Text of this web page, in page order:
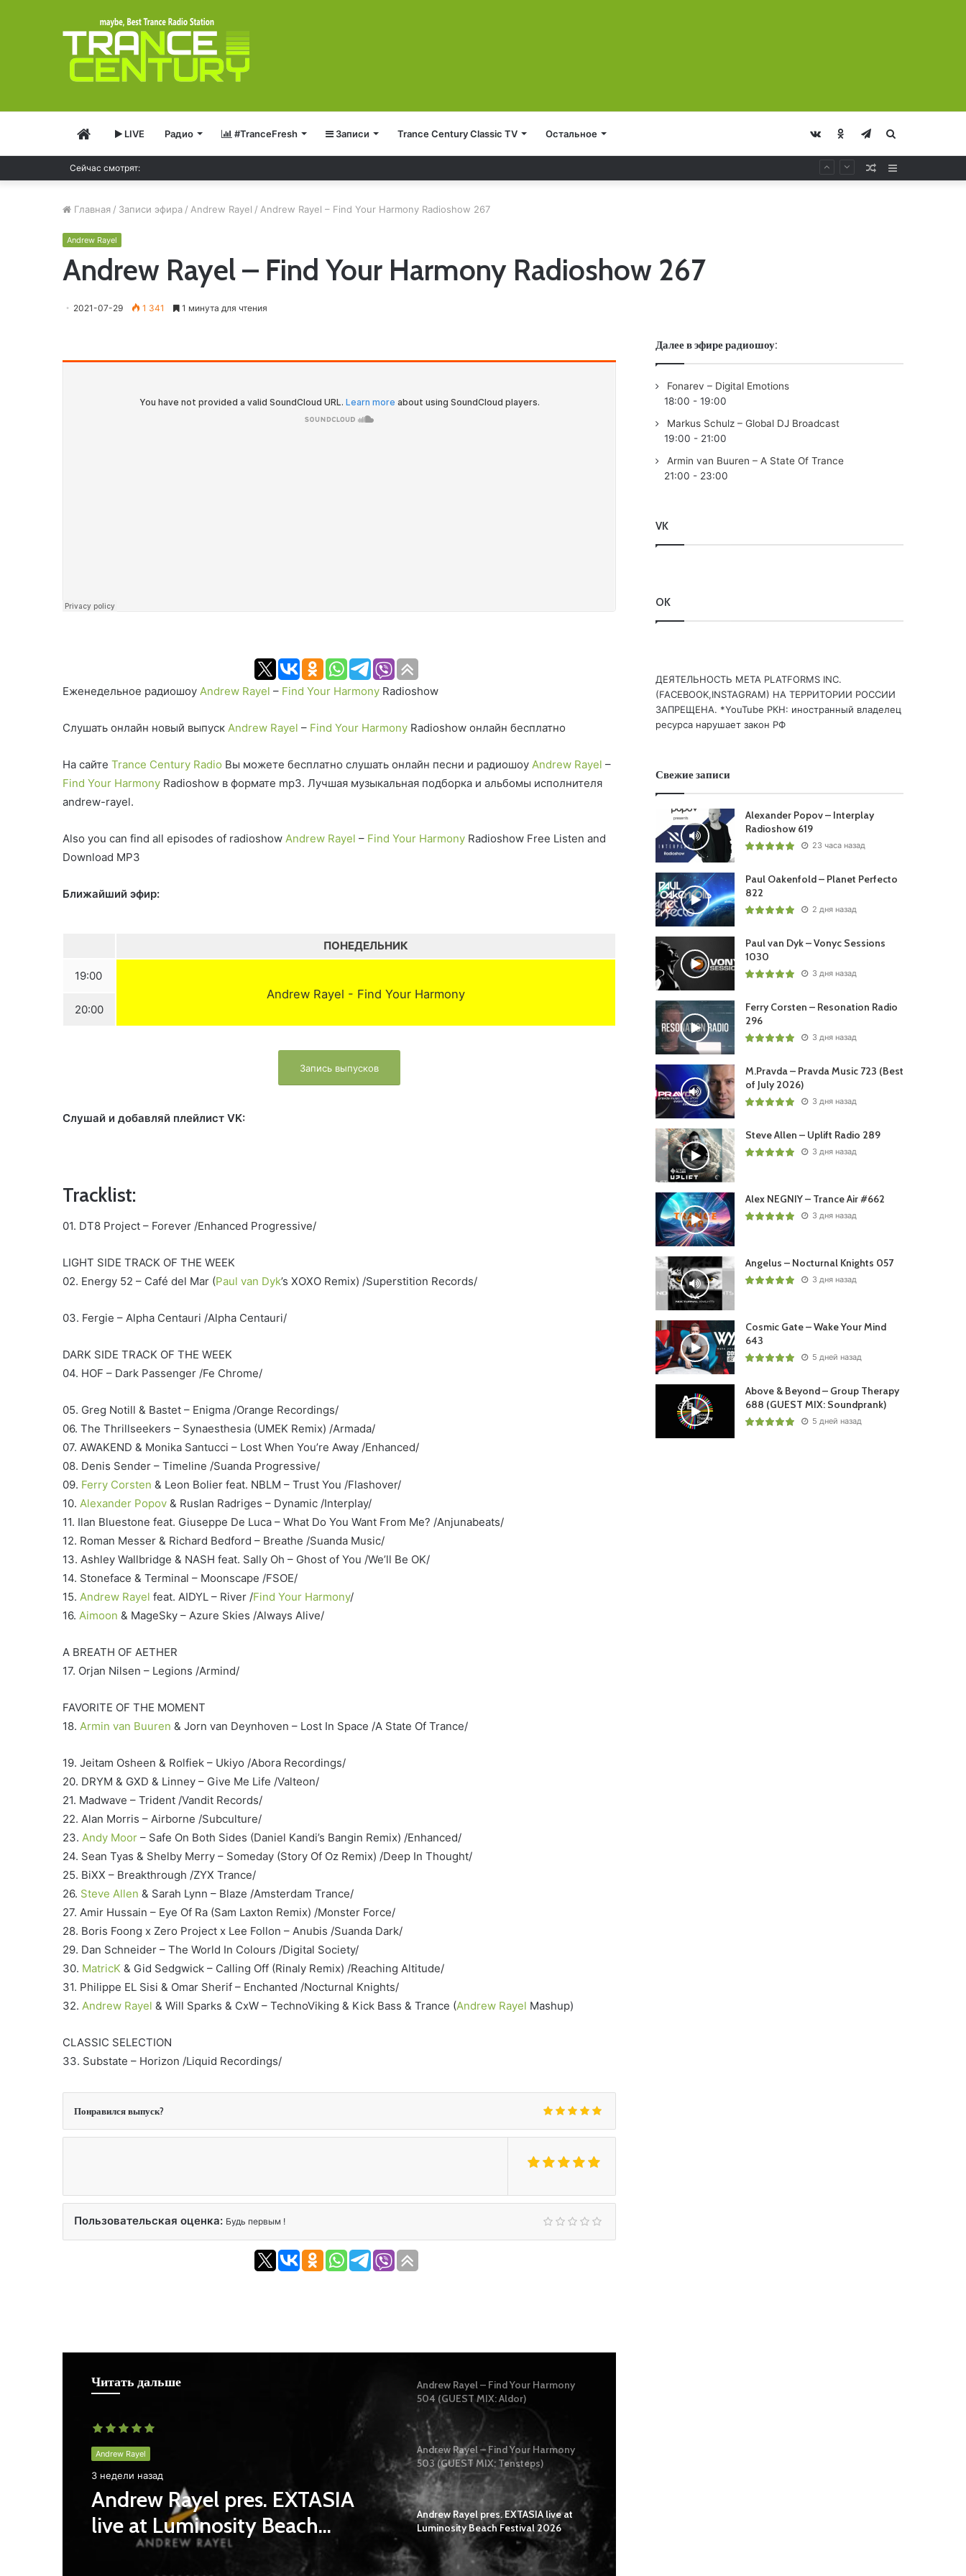
ГлавнаяLIVE Радио #TranceFresh Записи Trance Century Classic TV Остальное Telegram
Odnoklassniki
vk.com
Сейчас смотрят: Случайная
Главная / Записи эфира / Andrew Rayel / Andrew Rayel – Find Your Harmony Radioshow 267
Andrew Rayel
Andrew Rayel – Find Your Harmony Radioshow 267
2021-07-29 1 341 1 минута для чтения
Еженедельное радиошоу Andrew Rayel – Find Your Harmony Radioshow
Слушать онлайн новый выпуск Andrew Rayel – Find Your Harmony Radioshow онлайн бесплатно
На сайте Trance Century Radio Вы можете бесплатно слушать онлайн песни и радиошоу Andrew Rayel –
Find Your Harmony Radioshow в формате mp3. Лучшая музыкальная подборка и альбомы исполнителя
andrew-rayel.
Also you can find all episodes of radioshow Andrew Rayel – Find Your Harmony Radioshow Free Listen and
Download MP3
Ближайший эфир:
ПОНЕДЕЛЬНИК
19:00
Andrew Rayel - Find Your Harmony
20:00
Запись выпусков
Слушай и добавляй плейлист VK:
Tracklist:
01. DT8 Project – Forever /Enhanced Progressive/
LIGHT SIDE TRACK OF THE WEEK
02. Energy 52 – Café del Mar (Paul van Dyk’s XOXO Remix) /Superstition Records/
03. Fergie – Alpha Centauri /Alpha Centauri/
DARK SIDE TRACK OF THE WEEK
04. HOF – Dark Passenger /Fe Chrome/
05. Greg Notill & Bastet – Enigma /Orange Recordings/
06. The Thrillseekers – Synaesthesia (UMEK Remix) /Armada/
07. AWAKEND & Monika Santucci – Lost When You’re Away /Enhanced/
08. Denis Sender – Timeline /Suanda Progressive/
09. Ferry Corsten & Leon Bolier feat. NBLM – Trust You /Flashover/
10. Alexander Popov & Ruslan Radriges – Dynamic /Interplay/
11. Ilan Bluestone feat. Giuseppe De Luca – What Do You Want From Me? /Anjunabeats/
12. Roman Messer & Richard Bedford – Breathe /Suanda Music/
13. Ashley Wallbridge & NASH feat. Sally Oh – Ghost of You /We’ll Be OK/
14. Stoneface & Terminal – Moonscape /FSOE/
15. Andrew Rayel feat. AIDYL – River /Find Your Harmony/
16. Aimoon & MageSky – Azure Skies /Always Alive/
A BREATH OF AETHER
17. Orjan Nilsen – Legions /Armind/
FAVORITE OF THE MOMENT
18. Armin van Buuren & Jorn van Deynhoven – Lost In Space /A State Of Trance/
19. Jeitam Osheen & Rolfiek – Ukiyo /Abora Recordings/
20. DRYM & GXD & Linney – Give Me Life /Valteon/
21. Madwave – Trident /Vandit Records/
22. Alan Morris – Airborne /Subculture/
23. Andy Moor – Safe On Both Sides (Daniel Kandi’s Bangin Remix) /Enhanced/
24. Sean Tyas & Shelby Merry – Someday (Story Of Oz Remix) /Deep In Thought/
25. BiXX – Breakthrough /ZYX Trance/
26. Steve Allen & Sarah Lynn – Blaze /Amsterdam Trance/
27. Amir Hussain – Eye Of Ra (Sam Laxton Remix) /Monster Force/
28. Boris Foong x Zero Project x Lee Follon – Anubis /Suanda Dark/
29. Dan Schneider – The World In Colours /Digital Society/
30. MatricK & Gid Sedgwick – Calling Off (Rinaly Remix) /Reaching Altitude/
31. Philippe EL Sisi & Omar Sherif – Enchanted /Nocturnal Knights/
32. Andrew Rayel & Will Sparks & CxW – TechnoViking & Kick Bass & Trance (Andrew Rayel Mashup)
CLASSIC SELECTION
33. Substate – Horizon /Liquid Recordings/
Понравился выпуск?
Пользовательская оценка: Будь первым !
Читать дальше
Andrew Rayel
3 недели назад
Andrew Rayel pres. EXTASIA
live at Luminosity Beach
Festival 2026 #LBF26
Andrew Rayel – Find Your Harmony
504 (GUEST MIX: Aldor)
Andrew Rayel – Find Your Harmony
503 (GUEST MIX: Tensteps)
Andrew Rayel pres. EXTASIA live at
Luminosity Beach Festival 2026
#LBF26
Далее в эфире радиошоу:
Fonarev – Digital Emotions
18:00 -19:00
Markus Schulz – Global DJ Broadcast
19:00 - 21:00
Armin van Buuren – A State Of Trance
21:00 - 23:00
VK
OK
ДЕЯТЕЛЬНОСТЬ МЕТА PLATFORMS INC.
(FACEBOOK,INSTAGRAM) НА ТЕРРИТОРИИ РОССИИ
ЗАПРЕЩЕНА. *YouTube РКН: иностранный владелец
ресурса нарушает закон РФ
Свежие записи
Alexander Popov – Interplay
Radioshow 619
23 часа назад
Paul Oakenfold – Planet Perfecto
822
2 дня назад
Paul van Dyk – Vonyc Sessions
1030
3 дня назад
Ferry Corsten – Resonation Radio
296
3 дня назад
M.Pravda – Pravda Music 723 (Best
of July 2026)
3 дня назад
Steve Allen – Uplift Radio 289
3 дня назад
Alex NEGNIY – Trance Air #662
3 дня назад
Angelus – Nocturnal Knights 057
3 дня назад
Cosmic Gate – Wake Your Mind
643
5 дней назад
Above & Beyond – Group Therapy
688 (GUEST MIX: Soundprank)
5 дней назад